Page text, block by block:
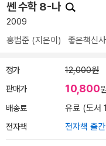
쎈 수학 8-나
2009
홍범준 (지은이) 좋은책신
정가 12,000원
판매가 10,800
배송료 유료 (도서
전자책 전자책 출